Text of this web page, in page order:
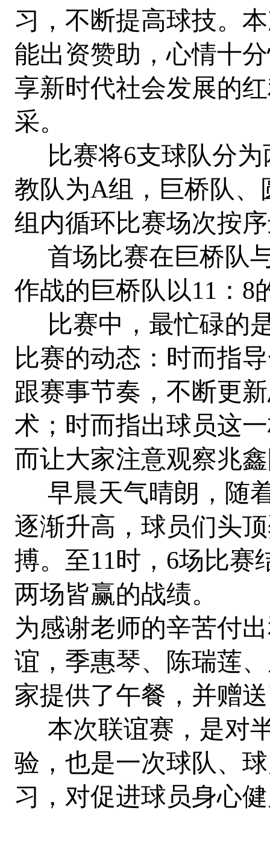
习，不断提高球技。
能出资赞助，心情十
享新时代社会发展的
采。
比赛将6支球队分为
教队为A组，巨桥队
组内循环比赛场次按
首场比赛在巨桥队
作战的巨桥队以11：8
比赛中，最忙碌的
比赛的动态：时而指
跟赛事节奏，不断更
术；时而指出球员这
而让大家注意观察兆
早晨天气晴朗，随
逐渐升高，球员们头
搏。至11时，6场比赛
两场皆赢的战绩。
为感谢老师的辛苦付
谊，季惠琴、陈瑞莲
家提供了午餐，并赠
本次联谊赛，是对
验，也是一次球队、
习，对促进球员身心